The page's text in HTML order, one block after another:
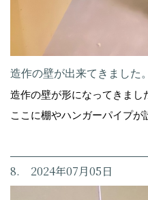
造作の壁が出来てきました。
造作の壁が形になってきまし
ここに棚やハンガーパイプが
8. 2024年07月05日